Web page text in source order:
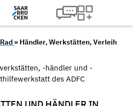
» Händler, Werkstätten, Verleih
-händler und -
des ADFC